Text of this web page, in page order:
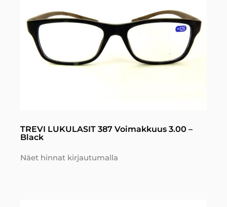
TREVI LUKULASIT 387 Voimakkuus 3.00 –
Black
Näet hinnat kirjautumalla